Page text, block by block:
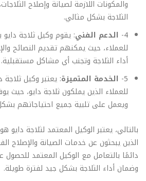
والمكونات اللازمة لصيانة وإصلاح
الثلاجة بشكل مثالي.
4- الدعم الفني: يقوم وكيل ثلاجة دايو
للعملاء، حيث يمكنهم تقديم النصائح
أداء الثلاجة وتجنب أي مشاكل مستقبلية.
5- الخدمة المتميزة: يعتبر وكيل ثلاجة
للعملاء الذين يملكون ثلاجة دايو، حيث
ويعمل على تلبية جميع احتياجاتهم
بالتالي، يعتبر الوكيل المعتمد لثلاجة دايو
الذين يبحثون عن خدمات الصيانة والإصلاح
دائمًا بالتعامل مع الوكيل المعتمد
وضمان أداء الثلاجة بشكل جيد لفترة طويلة.